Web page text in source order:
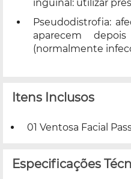
inguinal: utilizar
Pseudodistrofia:
aparecem
(normalmente
Itens Inclusos
01 Ventosa Facial
Especificações